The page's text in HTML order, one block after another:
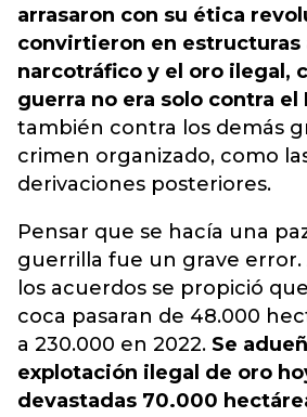
arrasaron con su ética
convirtieron en estructuras
narcotráfico y el oro ilegal,
guerra no era solo contra el
también contra los demás
crimen organizado, como
derivaciones posteriores.
Pensar que se hacía una
guerrilla fue un grave error.
los acuerdos se propició
coca pasaran de 48.000
a 230.000 en 2022. Se
explotación ilegal de oro
devastadas 70.000